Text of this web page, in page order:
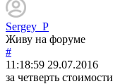
Sergey_P
Живу на форуме
#
11:18:59 29.07.2016
за четверть